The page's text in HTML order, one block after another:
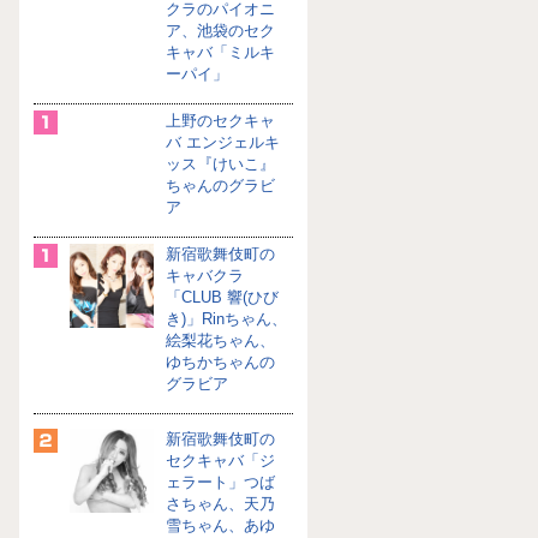
クラのパイオニ
ア、池袋のセク
キャバ「ミルキ
ーパイ」
上野のセクキャ
バ エンジェルキ
ッス『けいこ』
ちゃんのグラビ
ア
新宿歌舞伎町の
キャバクラ
「CLUB 響(ひび
き)」Rinちゃん、
絵梨花ちゃん、
ゆちかちゃんの
グラビア
新宿歌舞伎町の
セクキャバ「ジ
ェラート」つば
さちゃん、天乃
雪ちゃん、あゆ